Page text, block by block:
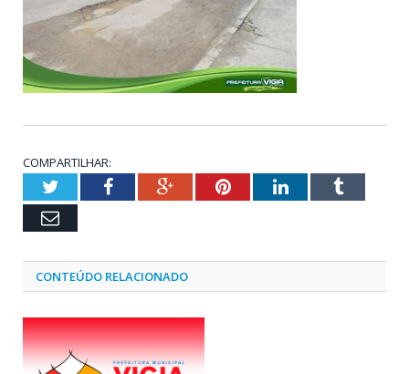
COMPARTILHAR:
TwitterFacebookGoogle+PinterestLinkedInTumblr
Email
CONTEÚDO RELACIONADO